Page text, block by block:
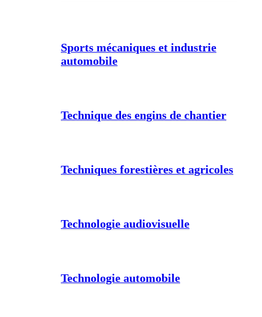
Sports mécaniques et industrie
automobile
Technique des engins de chantier
Techniques forestières et agricoles
Technologie audiovisuelle
Technologie automobile